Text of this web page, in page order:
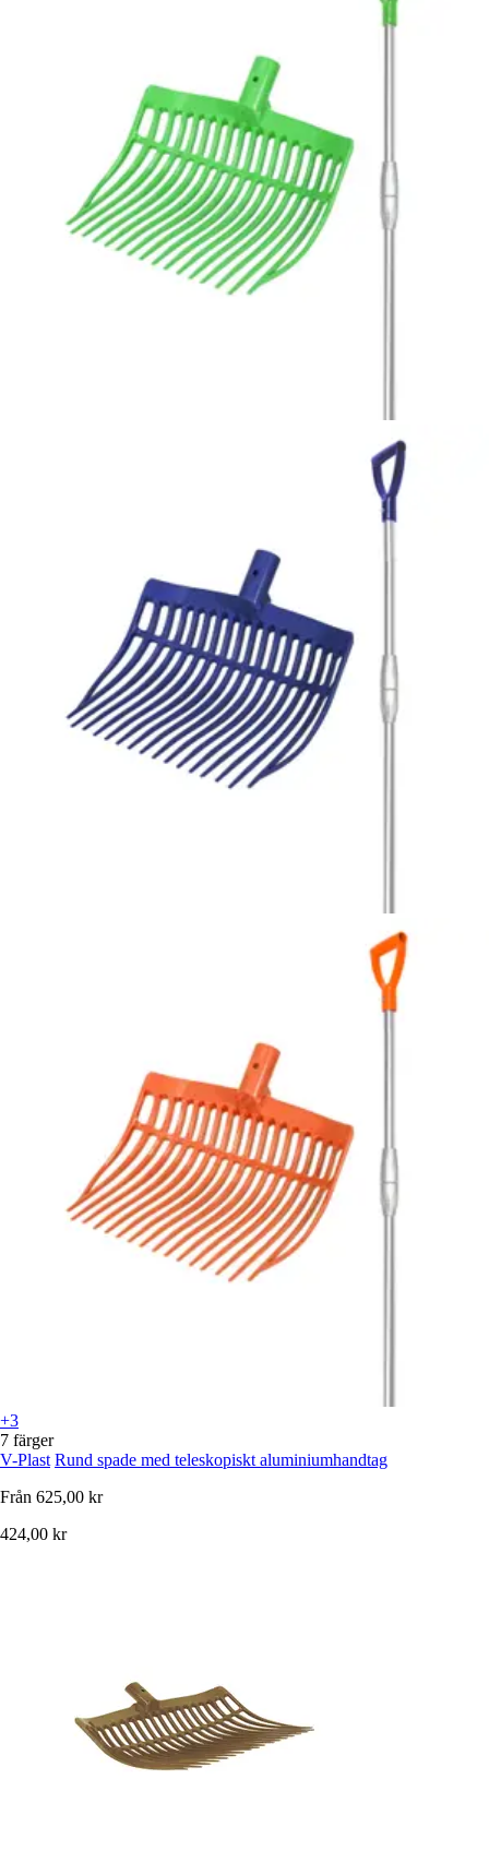
+3
7 färger
V-Plast Rund spade med teleskopiskt aluminiumhandtag
Från 625,00 kr
424,00 kr